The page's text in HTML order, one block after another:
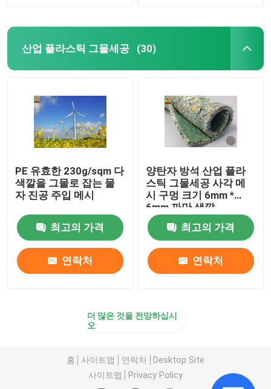
산업 플라스틱 그물세공 (30)
PE 유효한 230g/sqm 다
색깔을 그물로 잡는 물
자 진공 주입 메시
최고의 가격
연락처
양탄자 방석 산업 플라
스틱 그물세공 사각 메
시 구멍 크기 6mm *
6mm 까만 색깔
최고의 가격
연락처
더 많은 것을 전망하십시
오
홈 사이트맵 연락처
Desktop Site
사이트맵
Privacy Policy